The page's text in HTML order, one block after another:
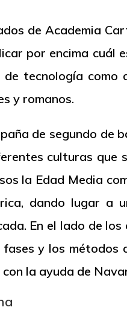
de Academia
por encima cuál
de tecnología
y romanos.
de segundo de
culturas que
la Edad Media
dando lugar a
En el lado de
y los métodos
la ayuda de